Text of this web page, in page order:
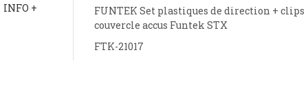
INFO +
FUNTEK Set plastiques de direction + clips
couvercle accus Funtek STX
FTK-21017